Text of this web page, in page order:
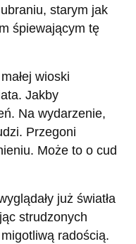
starym jak
śpiewającym tę
wioski
Jakby
Na wydarzenie,
Przegoni
Może to o cud
już światła
strudzonych
radością.